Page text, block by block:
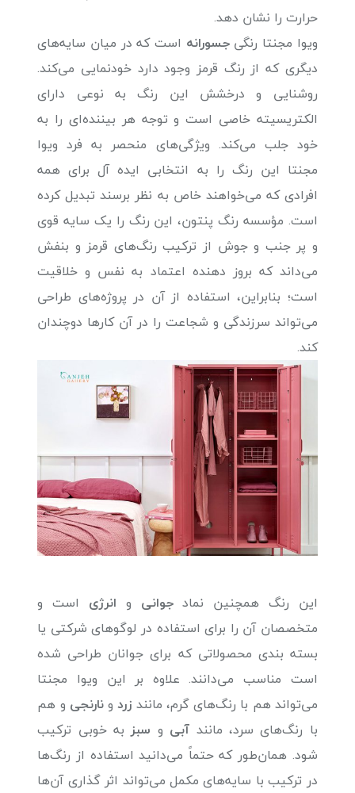
حرارت را نشان دهد.
ویوا مجنتا رنگیجسورانه است که در میان سایه‌های
دیگری که از رنگ قرمز وجود دارد خودنمایی می‌کند.
روشنایی و درخشش این رنگ به نوعی دارای
الکتریسیته خاصی است و توجه هر بیننده‌ای را به
خود جلب می‌کند. ویژگی‌های منحصر به فرد ویوا
مجنتا این رنگ را به انتخابی ایده آل برای همه
افرادی که می‌خواهند خاص به نظر برسند تبدیل کرده
است. مؤسسه رنگ پنتون، این رنگ را یک سایه قوی
و پر جنب و جوش از ترکیب رنگ‌های قرمز و بنفش
می‌داند که بروز دهنده اعتماد به نفس و خلاقیت
است؛ بنابراین، استفاده از آن در پروژه‌های طراحی
می‌تواند سرزندگی و شجاعت را در آن کارها دوچندان
کند.
این رنگ همچنین نمادجوانی و انرژی است و
متخصصان آن را برای استفاده در لوگوهای شرکتی یا
بسته بندی محصولاتی که برای جوانان طراحی شده
است مناسب می‌دانند. علاوه بر این ویوا مجنتا
می‌تواند هم با رنگ‌های گرم، مانند زرد ونارنجی و هم
با رنگ‌های سرد، مانند آبی و سبزبه خوبی ترکیب
شود. همان‌طور که حتماً می‌دانید استفاده از رنگ‌ها
در ترکیب با سایه‌های مکمل می‌تواند اثر گذاری آن‌ها